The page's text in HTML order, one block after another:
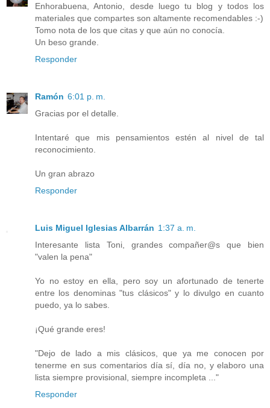
Enhorabuena, Antonio, desde luego tu blog y todos los
materiales que compartes son altamente recomendables :-)
Tomo nota de los que citas y que aún no conocía.
Un beso grande.
Responder
Ramón 6:01 p. m.
Gracias por el detalle.
Intentaré que mis pensamientos estén al nivel de tal
reconocimiento.
Un gran abrazo
Responder
Luis Miguel Iglesias Albarrán 1:37 a. m.
Interesante lista Toni, grandes compañer@s que bien
"valen la pena"
Yo no estoy en ella, pero soy un afortunado de tenerte
entre los denominas "tus clásicos" y lo divulgo en cuanto
puedo, ya lo sabes.
¡Qué grande eres!
"Dejo de lado a mis clásicos, que ya me conocen por
tenerme en sus comentarios día sí, día no, y elaboro una
lista siempre provisional, siempre incompleta ..."
Responder